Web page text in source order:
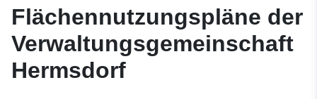
Flächennutzungspläne der
Verwaltungsgemeinschaft
Hermsdorf